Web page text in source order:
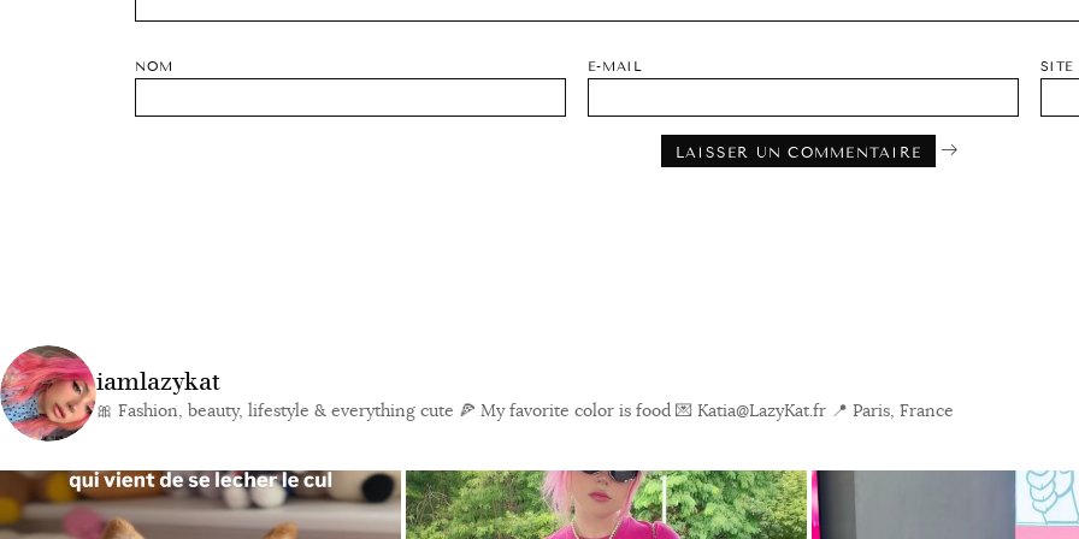
NOM E-MAIL SITE
iamlazykat
🎀 Fashion, beauty, lifestyle & everything cute 🍕 My favorite color is food 💌 Katia@LazyKat.fr 📍 Paris, France